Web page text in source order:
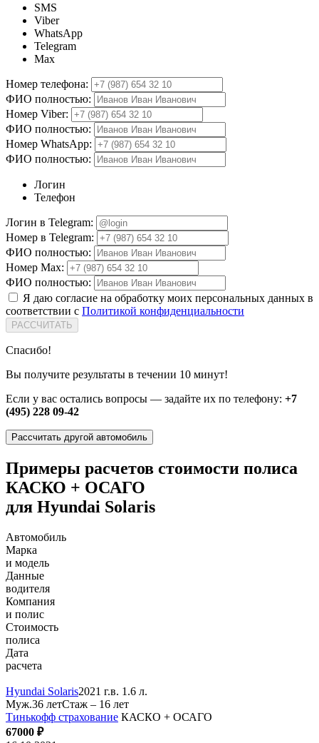
SMS
Viber
WhatsApp
Telegram
Max
Номер телефона:
ФИО полностью:
Номер Viber:
ФИО полностью:
Номер WhatsApp:
ФИО полностью:
Логин
Телефон
Логин в Telegram:
Номер в Telegram:
ФИО полностью:
Номер Max:
ФИО полностью:
Я даю согласие на обработку моих персональных данных в
соответствии с Политикой конфиденциальности
РАССЧИТАТЬ
Спасибо!
Вы получите результаты в течении 10 минут!
Если у вас остались вопросы — задайте их по телефону: +7
(495) 228 09-42
Рассчитать другой автомобиль
Примеры расчетов стоимости полиса
КАСКО + ОСАГО
для Hyundai Solaris
Автомобиль
Марка
и модель
Данные
водителя
Компания
и полис
Стоимость
полиса
Дата
расчета
Hyundai Solaris2021 г.в. 1.6 л.
Муж.36 летСтаж – 16 лет
Тинькофф страхование КАСКО + ОСАГО
67000 ₽